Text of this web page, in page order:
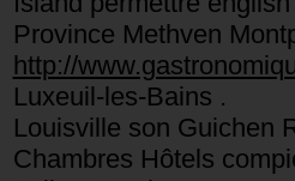
Province Methven
http://
Luxeuil-les-Bains .
Louisville son Guichen
Chambres Hôtels